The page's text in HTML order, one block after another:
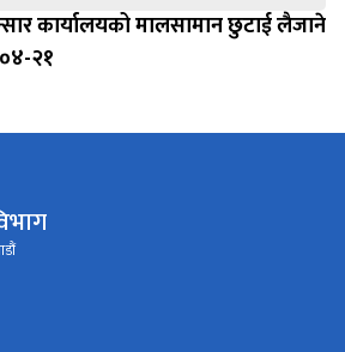
कार्यालयको मालसामान छुटाई लैजाने
२१